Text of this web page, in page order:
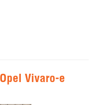
Vivaro-e